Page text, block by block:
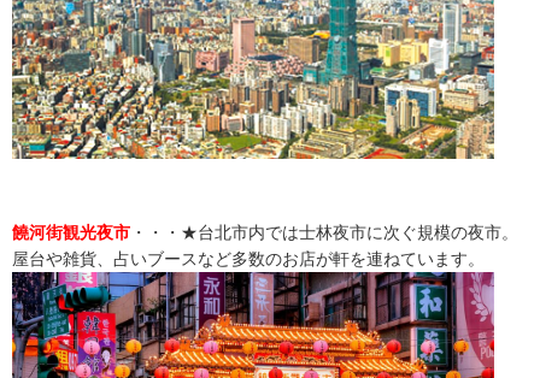
饒河街観光夜市 ・・・★台北市内では士林夜市に次ぐ規模の夜市。
屋台や雑貨、占いブースなど多数のお店が軒を連ねています。